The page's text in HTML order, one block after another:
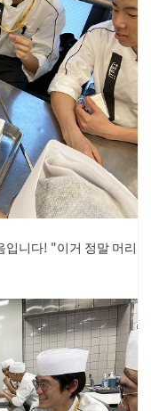
입니다! "이거 정말 머리